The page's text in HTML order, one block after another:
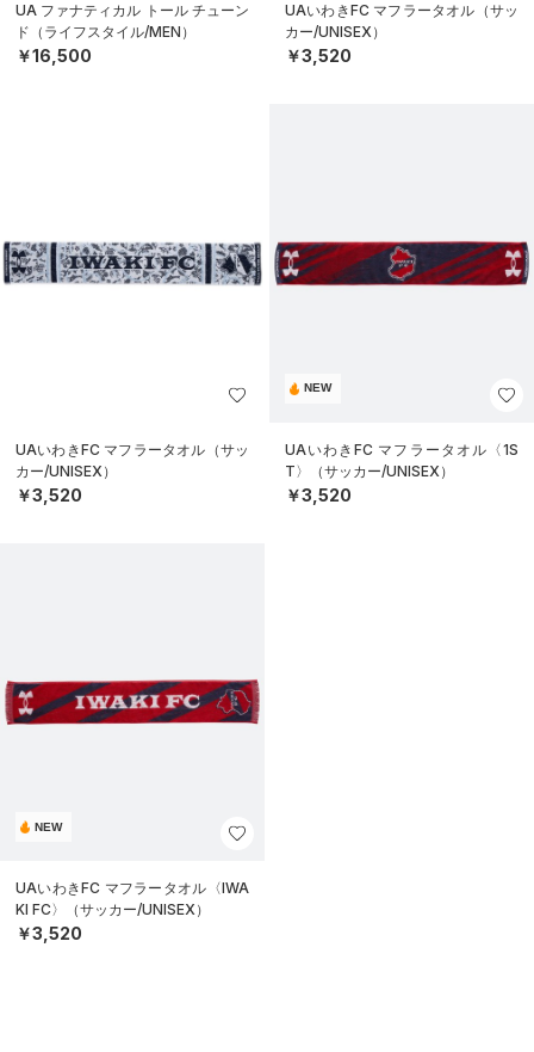
UA ファナティカル トール チューン
ド（ライフスタイル/MEN）
￥16,500
UAいわきFC マフラータオル（サッ
カー/UNISEX）
￥3,520
UAいわきFC マフラータオル（サッ
カー/UNISEX）
￥3,520
NEW
UAいわきFC マフラータオル〈1S
T〉（サッカー/UNISEX）
￥3,520
NEW
UAいわきFC マフラータオル〈IWA
KI FC〉（サッカー/UNISEX）
￥3,520